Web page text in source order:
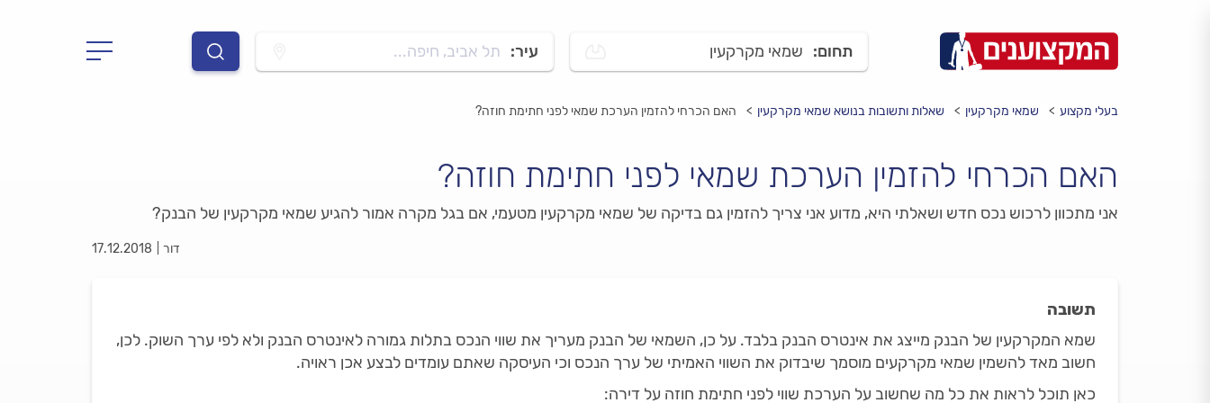
תחום: שמאי מקרקעין עיר: תל אביב, חיפה...
בעלי מקצוע שמאי מקרקעין שאלות ותשובות בנושא שמאי מקרקעין האם הכרחי להזמין הערכת שמאי לפני חתימת חוזה?
האם הכרחי להזמין הערכת שמאי לפני חתימת חוזה?
אני מתכוון לרכוש נכס חדש ושאלתי היא, מדוע אני צריך להזמין גם בדיקה של שמאי מקרקעין מטעמי, אם בגל מקרה אמור להגיע שמאי מקרקעין של הבנק?
דור 17.12.2018
תשובה
שמא המקרקעין של הבנק מייצג את אינטרס הבנק בלבד. על כן, השמאי של הבנק מעריך את שווי הנכס בתלות גמורה לאינטרס הבנק ולא לפי ערך השוק. לכן,
חשוב מאד להשמין שמאי מקרקעים מוסמך שיבדוק את השווי האמיתי של ערך הנכס וכי העיסקה שאתם עומדים לבצע אכן ראויה.
כאן תוכל לראות את כל מה שחשוב על הערכת שווי לפני חתימת חוזה על דירה: